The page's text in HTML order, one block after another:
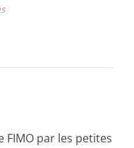
FIMO par les petites